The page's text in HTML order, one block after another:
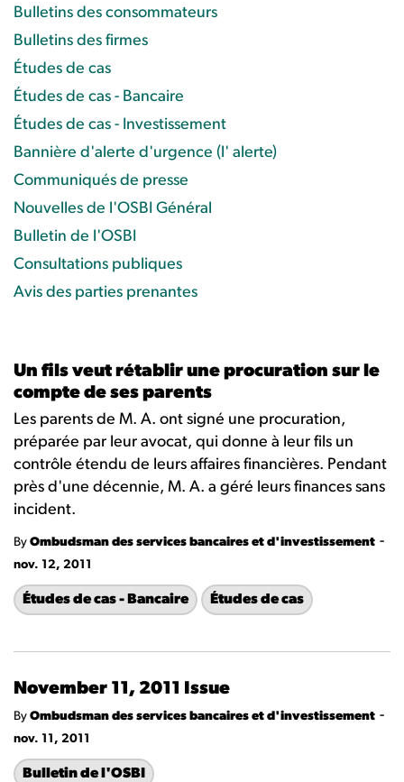
Un fils veut rétablir une procuration sur le
compte de ses parents
Les parents de M. A. ont signé une procuration,
préparée par leur avocat, qui donne à leur fils un
contrôle étendu de leurs affaires financières. Pendant
près d'une décennie, M. A. a géré leurs finances sans
incident.
By Ombudsman des services bancaires et d'investissement -
nov. 12, 2011
Études de cas - Bancaire Études de cas
November 11, 2011 Issue
By Ombudsman des services bancaires et d'investissement -
nov. 11, 2011
Bulletin de l'OSBI
Bulletins des consommateurs
Bulletins des firmes
Études de cas
Études de cas - Bancaire
Études de cas - Investissement
Bannière d'alerte d'urgence (l' alerte)
Communiqués de presse
Nouvelles de l'OSBI Général
Bulletin de l'OSBI
Consultations publiques
Avis des parties prenantes